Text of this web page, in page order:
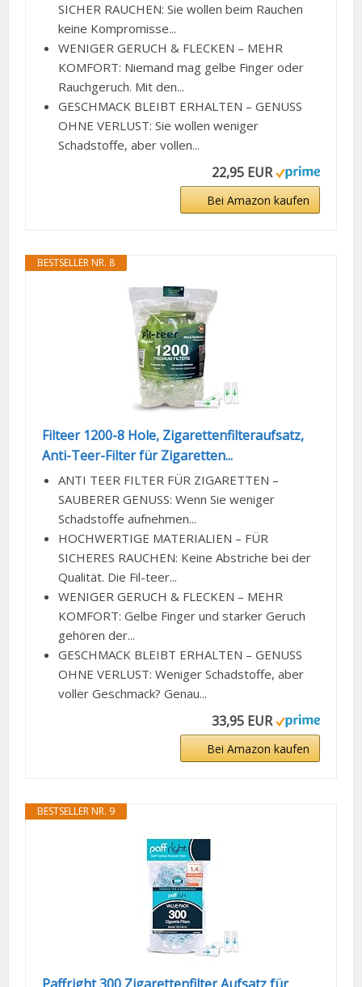
SICHER RAUCHEN: Sie wollen beim Rauchen
keine Kompromisse...
WENIGER GERUCH & FLECKEN – MEHR
KOMFORT: Niemand mag gelbe Finger oder
Rauchgeruch. Mit den...
GESCHMACK BLEIBT ERHALTEN – GENUSS
OHNE VERLUST: Sie wollen weniger
Schadstoffe, aber vollen...
22,95 EUR
Bei Amazon kaufen
BESTSELLER NR. 8
Filteer 1200-8 Hole, Zigarettenfilteraufsatz,
Anti-Teer-Filter für Zigaretten...
ANTI TEER FILTER FÜR ZIGARETTEN –
SAUBERER GENUSS: Wenn Sie weniger
Schadstoffe aufnehmen...
HOCHWERTIGE MATERIALIEN – FÜR
SICHERES RAUCHEN: Keine Abstriche bei der
Qualität. Die Fil-teer...
WENIGER GERUCH & FLECKEN – MEHR
KOMFORT: Gelbe Finger und starker Geruch
gehören der...
GESCHMACK BLEIBT ERHALTEN – GENUSS
OHNE VERLUST: Weniger Schadstoffe, aber
voller Geschmack? Genau...
33,95 EUR
Bei Amazon kaufen
BESTSELLER NR. 9